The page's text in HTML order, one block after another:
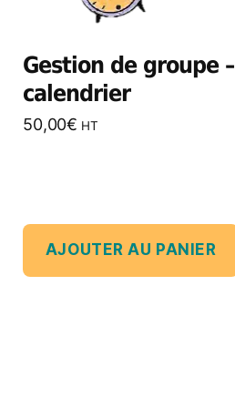
Gestion de groupe –
calendrier
50,00€ HT
AJOUTER AU PANIER